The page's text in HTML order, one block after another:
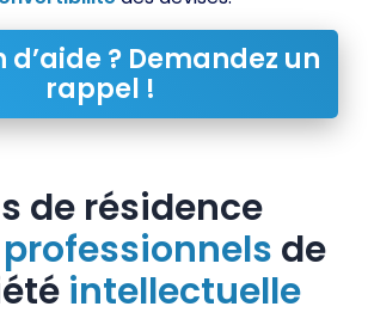
d’aide ? Demandez un
rappel !
de résidence
professionnels de
intellectuelle